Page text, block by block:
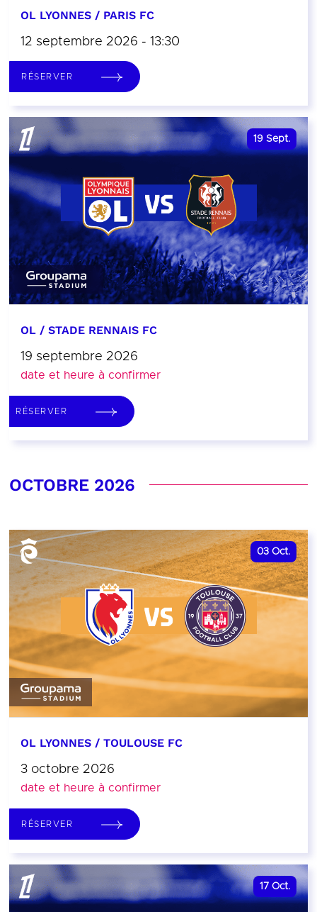
OL LYONNES / PARIS FC
12 septembre 2026 - 13:30
RÉSERVER
19 Sept.
OL / STADE RENNAIS FC
19 septembre 2026
date et heure à confirmer
RÉSERVER
OCTOBRE 2026
03 Oct.
OL LYONNES / TOULOUSE FC
3 octobre 2026
date et heure à confirmer
RÉSERVER
17 Oct.